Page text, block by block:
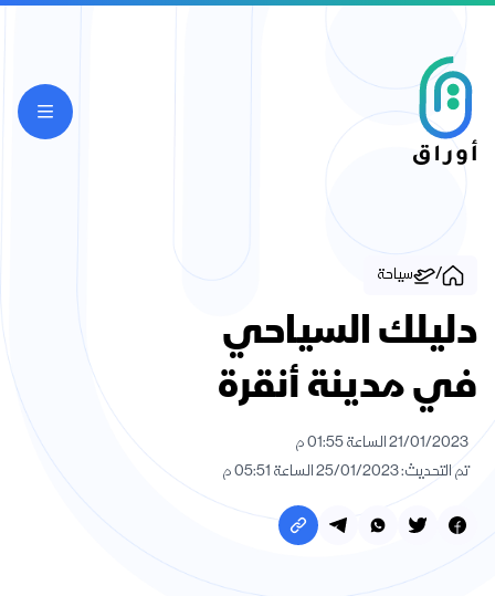
/ سياحة
دليلك السياحي
في مدينة أنقرة
21/01/2023 الساعة 01:55 م
تم التحديث: 25/01/2023 الساعة 05:51 م